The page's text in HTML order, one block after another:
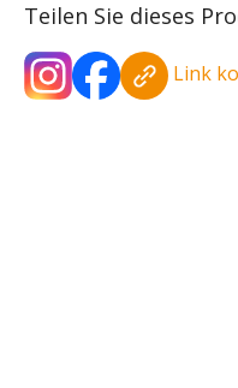
Teilen Sie dieses
Link